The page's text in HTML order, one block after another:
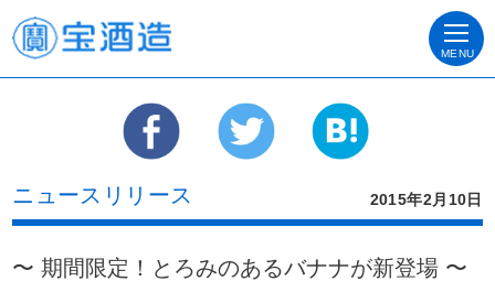
MENU
ニュースリリース 2015年2月10日
〜 期間限定！とろみのあるバナナが新登場 〜